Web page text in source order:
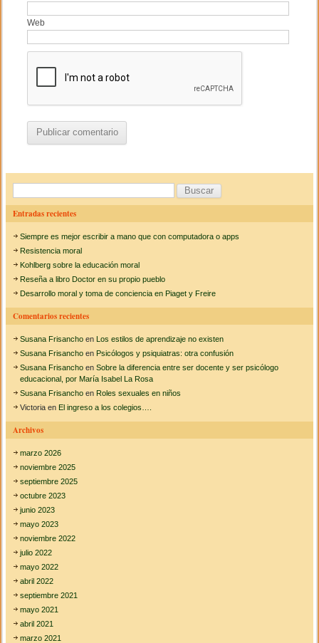
Web
u
c
a
Entradas recientes
Siempre es mejor escribir a mano que con computadora o apps
Resistencia moral
Kohlberg sobre la educación moral
Reseña a libro Doctor en su propio pueblo
Desarrollo moral y toma de conciencia en Piaget y Freire
Comentarios recientes
Susana Frisancho enLos estilos de aprendizaje no existen
Susana Frisancho enPsicólogos y psiquiatras: otra confusión
Susana Frisancho enSobre la diferencia entre ser docente y ser psicólogo
educacional, por María Isabel La Rosa
Susana Frisancho enRoles sexuales en niños
Victoria enEl ingreso a los colegios….
Archivos
marzo 2026
noviembre 2025
septiembre 2025
octubre 2023
junio 2023
mayo 2023
noviembre 2022
julio 2022
mayo 2022
abril 2022
septiembre 2021
mayo 2021
abril 2021
marzo 2021